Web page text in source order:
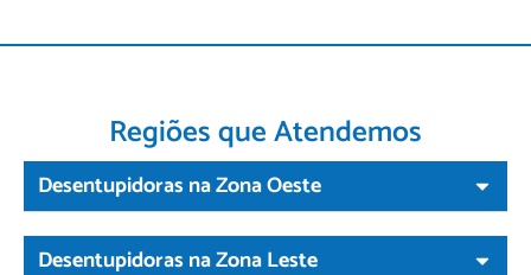
Regiões que Atendemos
Desentupidoras na Zona Oeste
Desentupidoras na Zona Leste